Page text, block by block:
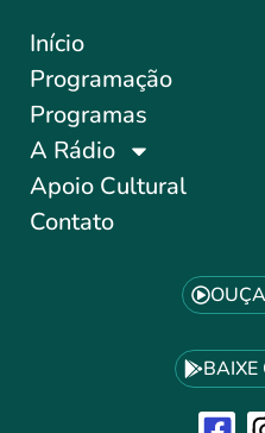
Início
Programação
Programas
A Rádio
Apoio Cultural
Contato
BAIXE